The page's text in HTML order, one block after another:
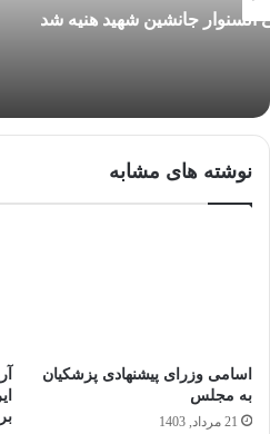
آمریکا از کویت به
نوشته های مشابه
اسامی وزرای پیشنهادی پزشکیان
به مجلس
21 مرداد, 1403